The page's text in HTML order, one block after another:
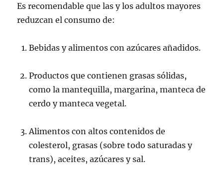
Es recomendable que las y los adultos mayores
reduzcan el consumo de:
Bebidas y alimentos con azúcares añadidos.
Productos que contienen grasas sólidas,
como la mantequilla, margarina, manteca de
cerdo y manteca vegetal.
Alimentos con altos contenidos de
colesterol, grasas (sobre todo saturadas y
trans), aceites, azúcares y sal.